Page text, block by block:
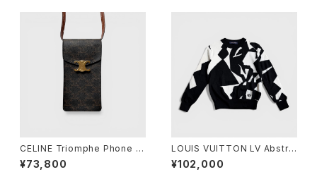
CELINE Triomphe Phone P
ouch Triomphe Canvas
¥73,800
LOUIS VUITTON LV Abstra
ct Houndstooth Knit Wool
Black White M
¥102,000